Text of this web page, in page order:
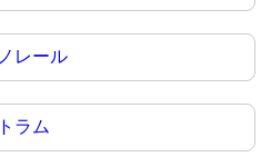
レール
トラム